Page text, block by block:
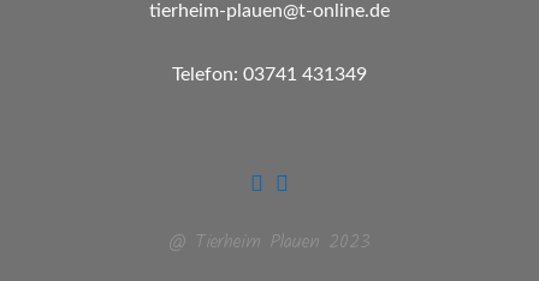
tierheim-plauen@t-online.de
Telefon: 03741 431349
@ Tierheim Plauen 2023